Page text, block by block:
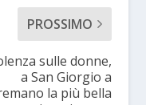
PROSSIMO
sulle donne,
a San Giorgio a
la più bella